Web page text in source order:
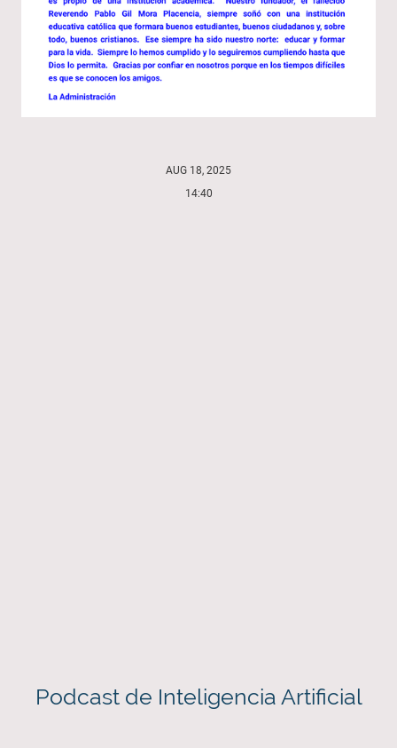
AUG 18, 2025
14:40
Podcast de Inteligencia Artificial